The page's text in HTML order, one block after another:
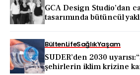
GCA Design Studio’dan
tasarımında bütüncül
BültenLifeSağlıkYaşam
SUDER’den 2030
şehirlerin iklim krizine